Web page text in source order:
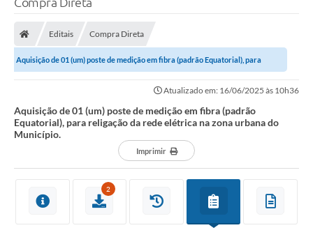
Secretarias
Serviços Online
Serviço de Inspeção Municipal - SIM
Editais Compra Direta
Aquisição de 01 (um) poste de medição em fibra (padrão Equatorial), para
Atualizado em: 16/06/2025 às 10h36
Aquisição de 01 (um) poste de medição em fibra (padrão
Equatorial), para religação da rede elétrica na zona urbana do
Município.
Imprimir
2